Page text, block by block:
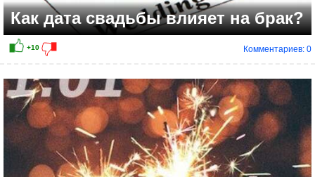
Как дата свадьбы влияет на брак?
Комментариев: 0